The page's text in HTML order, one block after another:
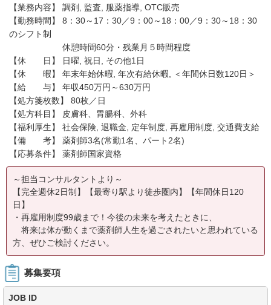
【業務内容】 調剤, 監査, 服薬指導, OTC販売
【勤務時間】 8：30～17：30／9：00～18：00／9：30～18：30
のシフト制
休憩時間60分・残業月５時間程度
【休 日】 日曜, 祝日, その他1日
【休 暇】 年末年始休暇, 年次有給休暇, ＜年間休日数120日＞
【給 与】 年収450万円～630万円
【処方箋枚数】 80枚／日
【処方科目】 皮膚科、胃腸科、外科
【福利厚生】 社会保険, 退職金, 定年制度, 再雇用制度, 交通費支給
【備 考】 薬剤師3名(常勤1名、パート2名)
【応募条件】 薬剤師国家資格
～担当コンサルタントより～
【完全週休2日制】【最寄り駅より徒歩圏内】【年間休日120
日】
・再雇用制度99歳まで！今後の未来を考えたときに、
将来は体が動くまで薬剤師人生を過ごされたいと思われている
方、ぜひご検討ください。
募集要項
JOB ID